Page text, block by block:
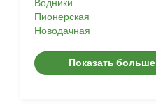
Водники
Пионерская
Новодачная
Показать больше